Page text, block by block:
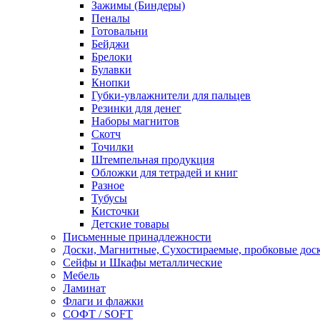
Зажимы (Биндеры)
Пеналы
Готовальни
Бейджи
Брелоки
Булавки
Кнопки
Губки-увлажнители для пальцев
Резинки для денег
Наборы магнитов
Скотч
Точилки
Штемпельная продукция
Обложки для тетрадей и книг
Разное
Тубусы
Кисточки
Детские товары
Письменные принадлежности
Доски, Магнитные, Сухостираемые, пробковые
Сейфы и Шкафы металлические
Мебель
Ламинат
Флаги и флажки
СОФТ / SOFT